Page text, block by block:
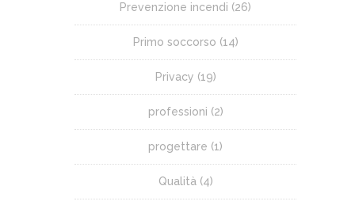
Prevenzione incendi (26)
Primo soccorso (14)
Privacy (19)
professioni (2)
progettare (1)
Qualità (4)